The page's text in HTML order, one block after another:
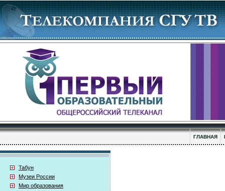
ГЛАВНАЯ
Табун
Музеи России
Мир образования